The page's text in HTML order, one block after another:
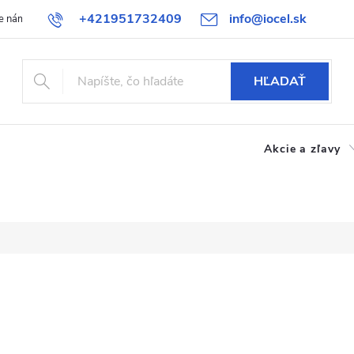
+421951732409 info@iocel.sk
nám Blog Obchodné podmienky Obľúbené
HĽADAŤ
Akcie a zľavy